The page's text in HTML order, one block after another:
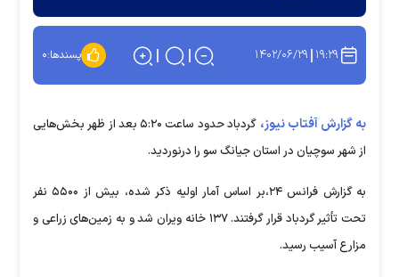
۱۹:۲۹ ۱۴۰۲/۰۶/۲۹ پسندها:۰
به گزارش آفتاب نیوز،
گردباد حدود ساعت ۵:۲۰ بعد از ظهر بخش‌هایی
از شهر سوچیان در استان جیانگ سو را درنوردید.
به گزارش فرانس ۲۴،بر اساس آمار اولیه ذکر شده، بیش از ۵۵۰۰ نفر
تحت تأثیر گردباد قرار گرفتند. ۱۳۷ خانه ویران شد و به زمین‌های زراعی و
مزارع آسیب رسید.